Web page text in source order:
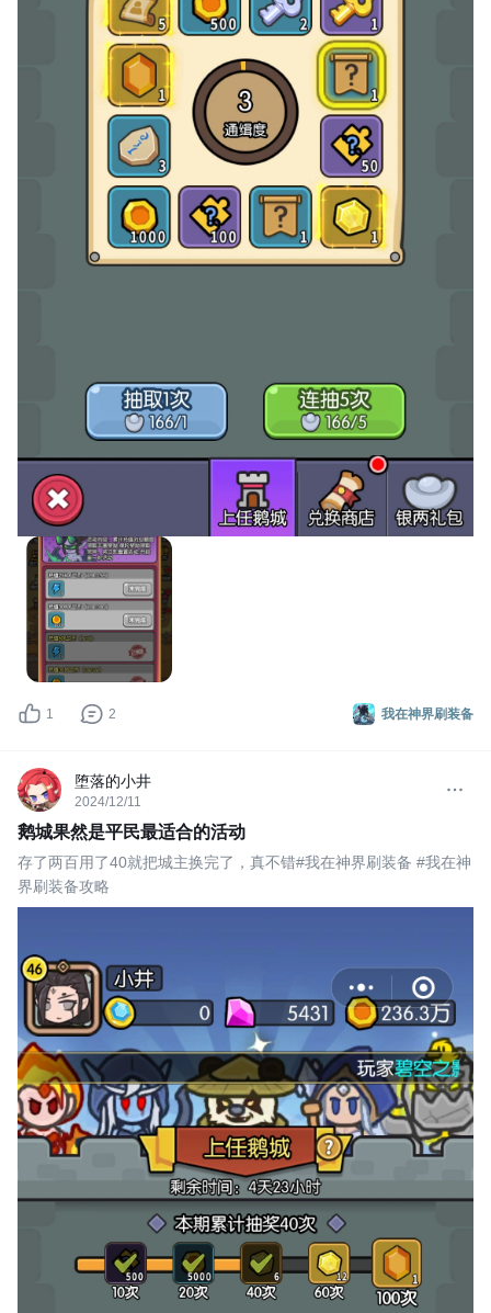
我在神界刷装备
1 2
堕落的小井
2024/12/11
鹅城果然是平民最适合的活动
存了两百用了40就把城主换完了，真不错#我在神界刷装备 #我在神
界刷装备攻略